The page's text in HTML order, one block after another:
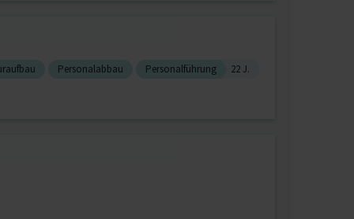
Personalabbau Personalführung 22 J.